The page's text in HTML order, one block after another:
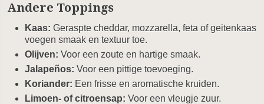
Andere Toppings
Kaas: Geraspte cheddar, mozzarella, feta of geitenkaas
voegen smaak en textuur toe.
Olijven: Voor een zoute en hartige smaak.
Jalapeños: Voor een pittige toevoeging.
Koriander: Een frisse en aromatische kruiden.
Limoen- of citroensap: Voor een vleugje zuur.